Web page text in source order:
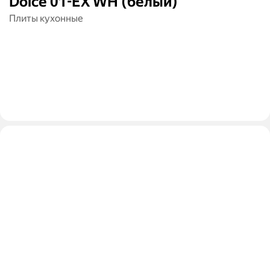
Плиты кухонные